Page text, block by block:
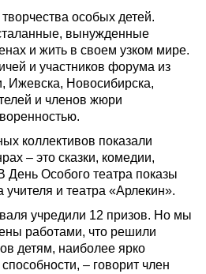
особых детей.
вынужденные
и жить в своем узком мире.
и участников форума из
Ижевска, Новосибирска,
и членов жюри
коллективов показали
– это сказки, комедии,
День Особого театра показы
и театра «Арлекин».
учредили 12 призов. Но мы
работами, что решили
детям, наиболее ярко
– говорит член